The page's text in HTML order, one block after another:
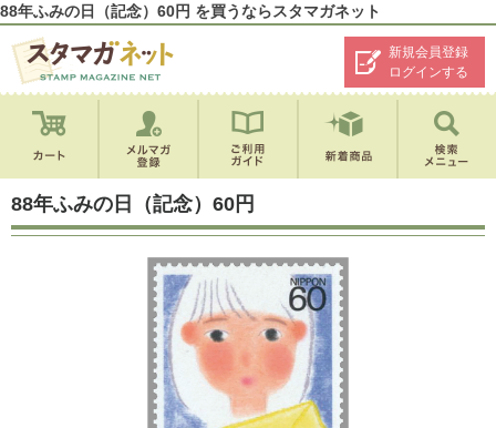
88年ふみの日（記念）60円 を買うならスタマガネット
新規会員登録
ログインする
88年ふみの日（記念）60円